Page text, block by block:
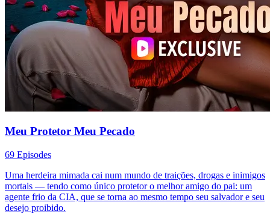
Meu Protetor Meu Pecado
69 Episodes
Uma herdeira mimada cai num mundo de traições, drogas e inimigos
mortais — tendo como único protetor o melhor amigo do pai: um
agente frio da CIA, que se torna ao mesmo tempo seu salvador e seu
desejo proibido.